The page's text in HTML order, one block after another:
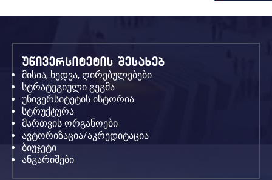
უნივერსიტეტის შესახებ
მისია, ხედვა, ღირებულებები
სტრატეგიული გეგმა
უნივერსიტეტის ისტორია
სტრუქტურა
მართვის ორგანოები
ავტორიზაცია/აკრედიტაცია
ბიუჯეტი
ანგარიშები